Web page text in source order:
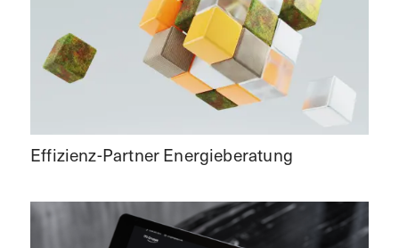
Effizienz-Partner Energieberatung